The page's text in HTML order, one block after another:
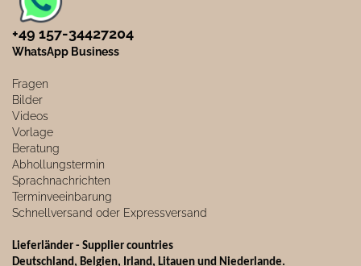
+49 157-34427204​
WhatsApp Business
Fragen
Bilder
Videos
Vorlage
Beratung
Abhollungstermin
Sprachnachrichten
Terminveeinbarung
Schnellversand oder Expressversand
Lieferländer - Supplier countries
Deutschland, Belgien, Irland, Litauen und Niederlande.